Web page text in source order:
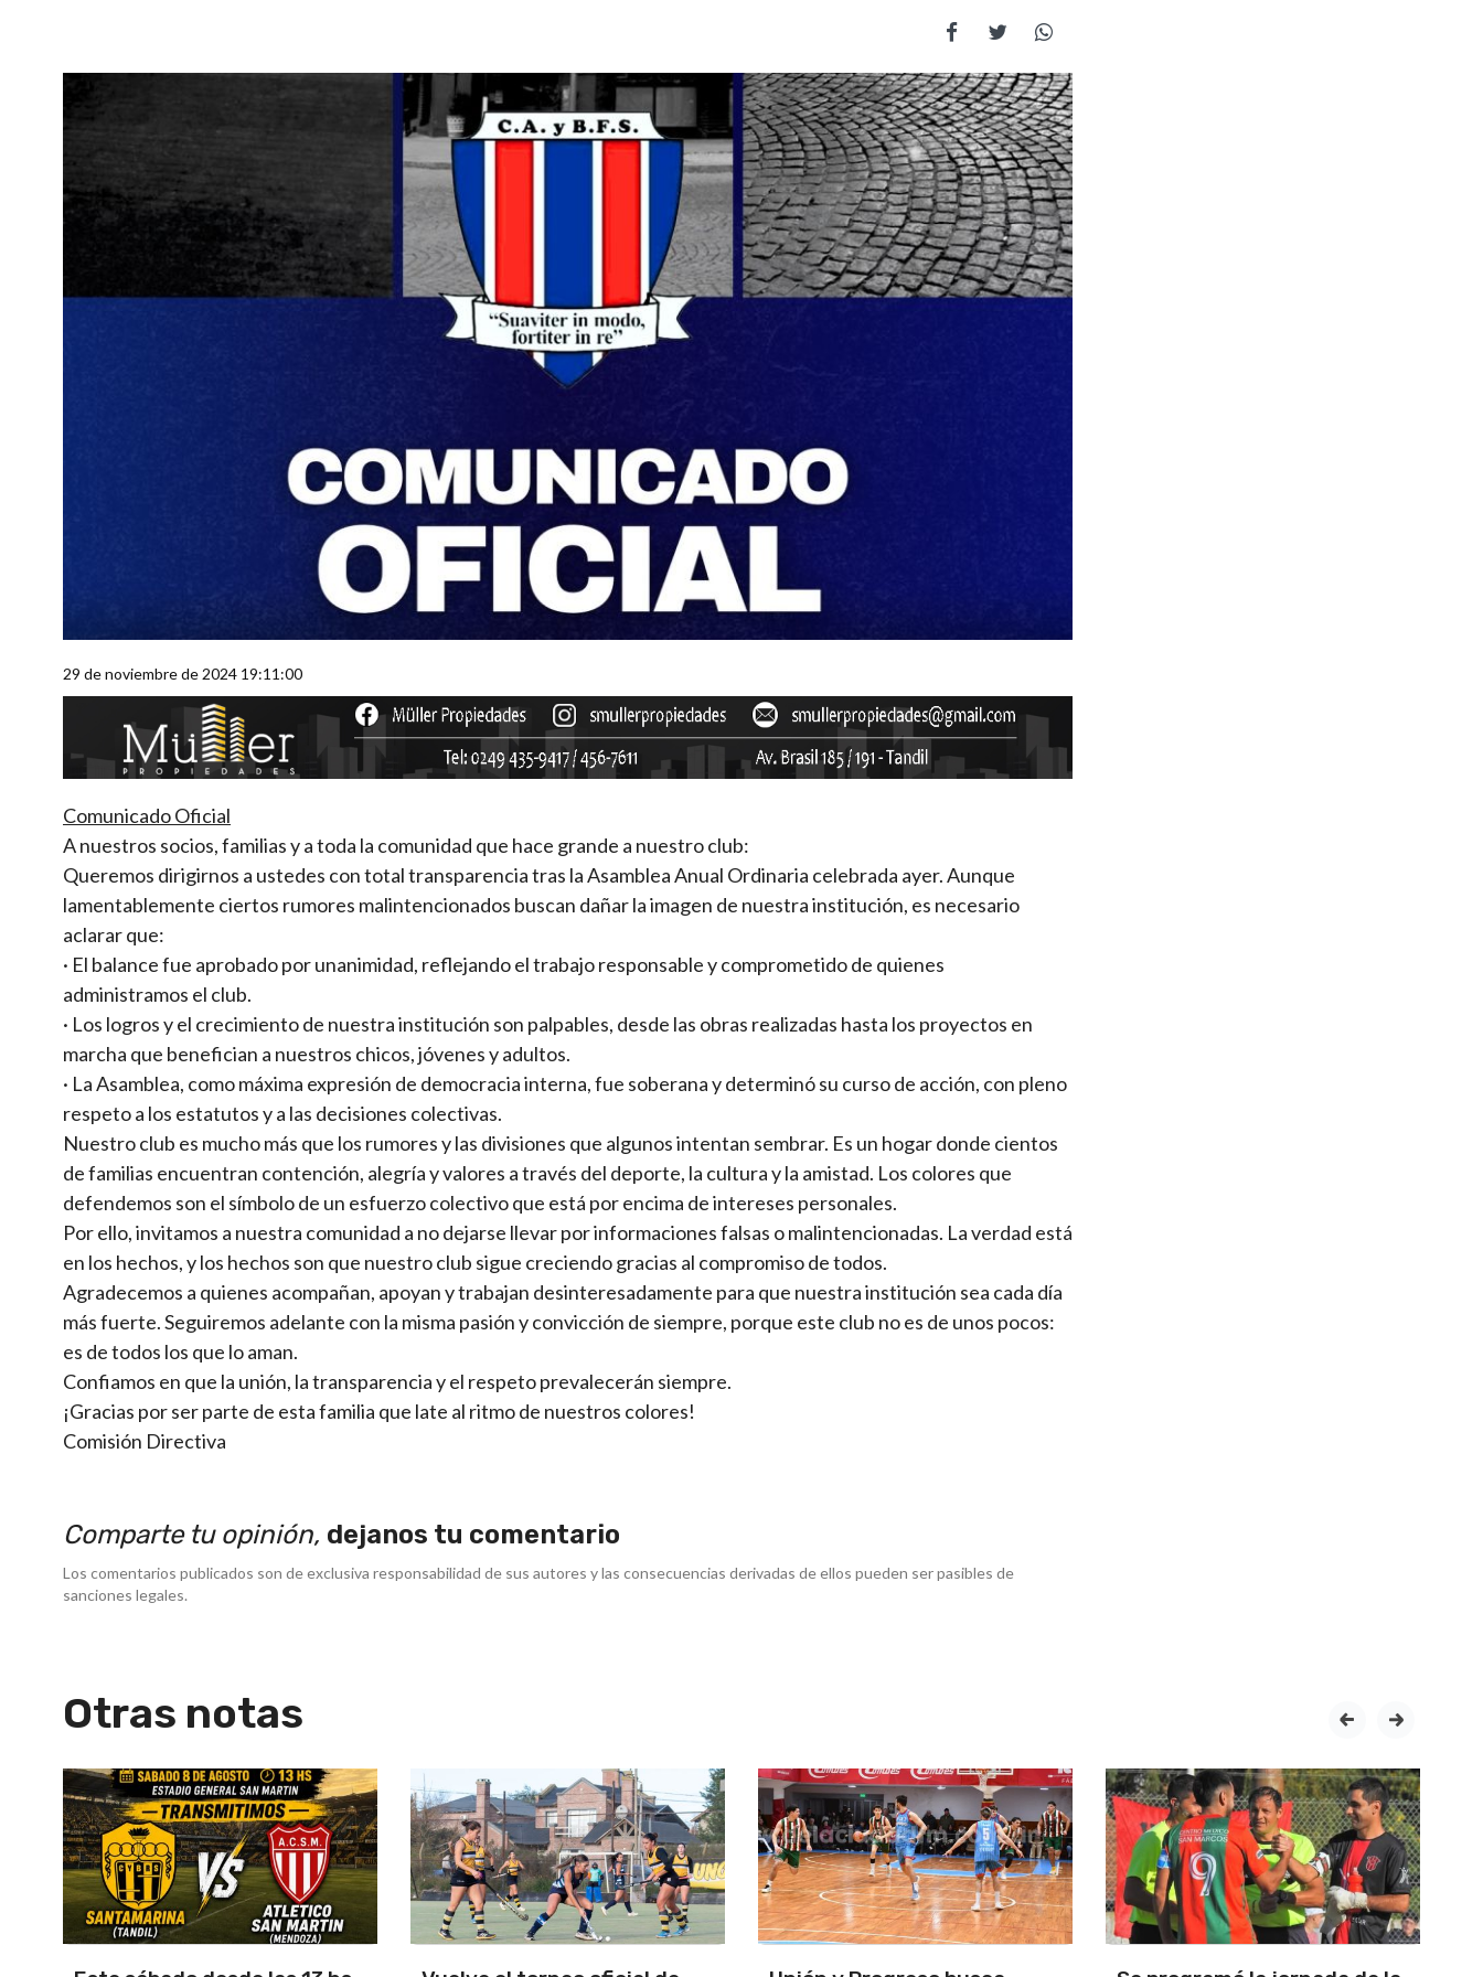
29 de noviembre de 2024 19:11:00
Comunicado Oficial
A nuestros socios, familias y a toda la comunidad que hace grande a nuestro club:
Queremos dirigirnos a ustedes con total transparencia tras la Asamblea Anual Ordinaria celebrada ayer. Aunque
lamentablemente ciertos rumores malintencionados buscan dañar la imagen de nuestra institución, es necesario
aclarar que:
· El balance fue aprobado por unanimidad, reflejando el trabajo responsable y comprometido de quienes
administramos el club.
· Los logros y el crecimiento de nuestra institución son palpables, desde las obras realizadas hasta los proyectos en
marcha que benefician a nuestros chicos, jóvenes y adultos.
· La Asamblea, como máxima expresión de democracia interna, fue soberana y determinó su curso de acción, con pleno
respeto a los estatutos y a las decisiones colectivas.
Nuestro club es mucho más que los rumores y las divisiones que algunos intentan sembrar. Es un hogar donde cientos
de familias encuentran contención, alegría y valores a través del deporte, la cultura y la amistad. Los colores que
defendemos son el símbolo de un esfuerzo colectivo que está por encima de intereses personales.
Por ello, invitamos a nuestra comunidad a no dejarse llevar por informaciones falsas o malintencionadas. La verdad está
en los hechos, y los hechos son que nuestro club sigue creciendo gracias al compromiso de todos.
Agradecemos a quienes acompañan, apoyan y trabajan desinteresadamente para que nuestra institución sea cada día
más fuerte. Seguiremos adelante con la misma pasión y convicción de siempre, porque este club no es de unos pocos:
es de todos los que lo aman.
Confiamos en que la unión, la transparencia y el respeto prevalecerán siempre.
¡Gracias por ser parte de esta familia que late al ritmo de nuestros colores!
Comisión Directiva
Comparte tu opinión, dejanos tu comentario
Los comentarios publicados son de exclusiva responsabilidad de sus autores y las consecuencias derivadas de ellos pueden ser pasibles de
sanciones legales.
Otras notas prev next